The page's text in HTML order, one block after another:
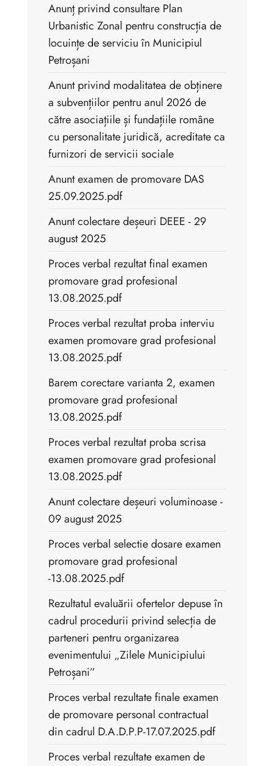
Anunț privind consultare Plan
Urbanistic Zonal pentru construcția de
locuințe de serviciu în Municipiul
Petroșani
Anunt privind modalitatea de obținere
a subvențiilor pentru anul 2026 de
către asociațiile și fundațiile române
cu personalitate juridică, acreditate ca
furnizori de servicii sociale
Anunt examen de promovare DAS
25.09.2025.pdf
Anunt colectare deșeuri DEEE - 29
august 2025
Proces verbal rezultat final examen
promovare grad profesional
13.08.2025.pdf
Proces verbal rezultat proba interviu
examen promovare grad profesional
13.08.2025.pdf
Barem corectare varianta 2, examen
promovare grad profesional
13.08.2025.pdf
Proces verbal rezultat proba scrisa
examen promovare grad profesional
13.08.2025.pdf
Anunt colectare deșeuri voluminoase -
09 august 2025
Proces verbal selectie dosare examen
promovare grad profesional
-13.08.2025.pdf
Rezultatul evaluării ofertelor depuse în
cadrul procedurii privind selecția de
parteneri pentru organizarea
evenimentului „Zilele Municipiului
Petroșani”
Proces verbal rezultate finale examen
de promovare personal contractual
din cadrul D.A.D.P.P-17.07.2025.pdf
Proces verbal rezultate examen de